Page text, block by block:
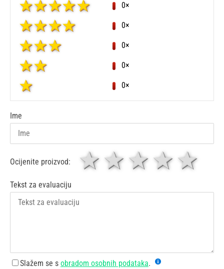
0×
0×
0×
0×
0×
Ime
Ocijenite proizvod: 4
3
zvjezdice
1 zvjezdica
Tekst za evaluaciju
Slažem se s obradom osobnih podataka.